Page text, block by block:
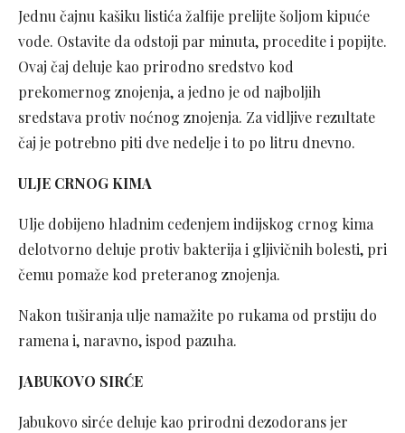
Jednu čajnu kašiku listića žalfije prelijte šoljom kipuće
vode. Ostavite da odstoji par minuta, procedite i popijte.
Ovaj čaj deluje kao prirodno sredstvo kod
prekomernog znojenja, a jedno je od najboljih
sredstava protiv noćnog znojenja. Za vidljive rezultate
čaj je potrebno piti dve nedelje i to po litru dnevno.
ULJE CRNOG KIMA
Ulje dobijeno hladnim ceđenjem indijskog crnog kima
delotvorno deluje protiv bakterija i gljivičnih bolesti, pri
čemu pomaže kod preteranog znojenja.
Nakon tuširanja ulje namažite po rukama od prstiju do
ramena i, naravno, ispod pazuha.
JABUKOVO SIRĆE
Jabukovo sirće deluje kao prirodni dezodorans jer